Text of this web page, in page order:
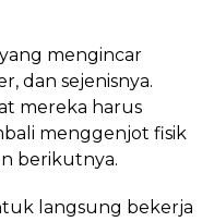
mengincar
dan sejenisnya.
mereka harus
menggenjot fisik
berikutnya.
langsung bekerja